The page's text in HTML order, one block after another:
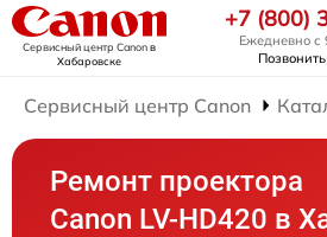
Сервисный центр Canonв
Хабаровске
+7 (800)
Ежедневно с
Позвонить
Сервисный центр Canon
Ремонт проектора
Canon LV-HD420 в